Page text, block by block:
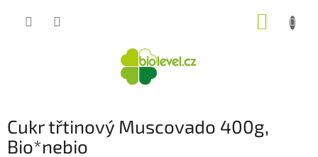
Cukr třtinový Muscovado 400g,
Bio*nebio